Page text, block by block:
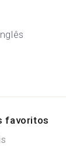
favoritos